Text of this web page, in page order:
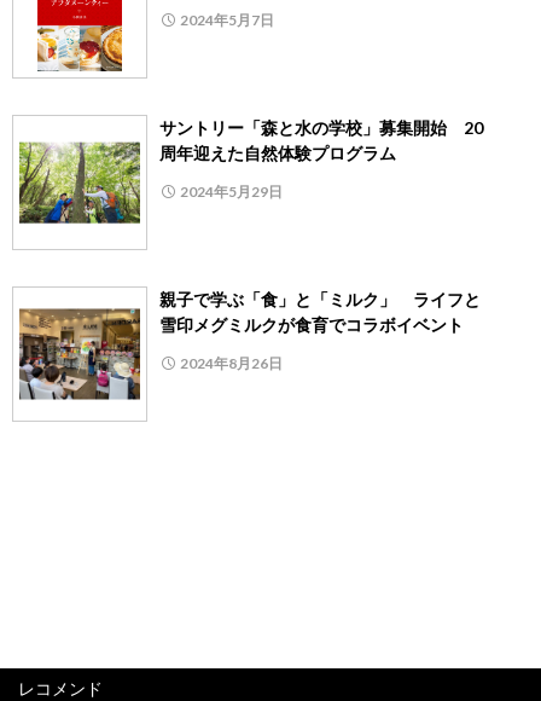
2024年5月7日
サントリー「森と水の学校」募集開始 20
周年迎えた自然体験プログラム
2024年5月29日
親子で学ぶ「食」と「ミルク」 ライフと
雪印メグミルクが食育でコラボイベント
2024年8月26日
レコメンド